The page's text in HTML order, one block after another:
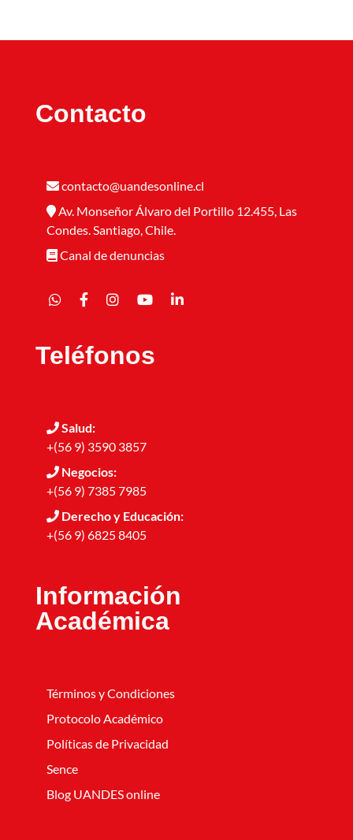
Contacto
contacto@uandesonline.cl
Av. Monseñor Álvaro del Portillo 12.455, Las
Condes. Santiago, Chile.
Canal de denuncias
Teléfonos
Salud:
+(56 9) 3590 3857
Negocios:
+(56 9) 7385 7985
Derecho y Educación:
+(56 9) 6825 8405
Información
Académica
Términos y Condiciones
Protocolo Académico
Políticas de Privacidad
Sence
Blog UANDES online